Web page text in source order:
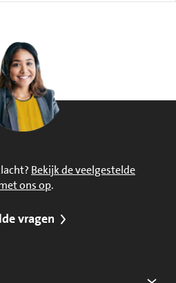
Bekijk de veelgestelde
ons op.
vragen